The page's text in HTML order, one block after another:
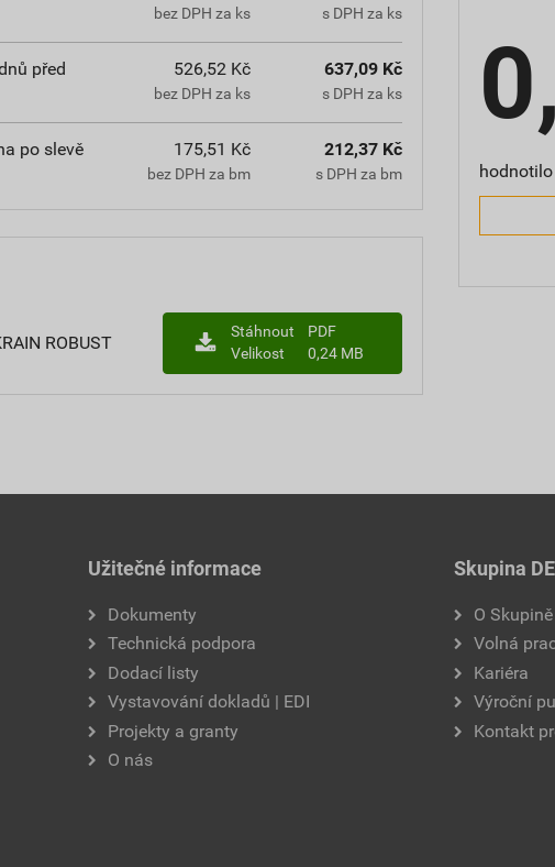
bez DPH za ks s DPH za ks
před
526,52 Kč
bez DPH za ks
637,09 Kč
s DPH za ks
po slevě
175,51 Kč
bez DPH za bm
212,37 Kč
s DPH za bm
ROBUST
Stáhnout
PDF
Velikost
0,24 MB
Užitečné informace
Dokumenty
Technická podpora
Dodací listy
Vystavování dokladů | EDI
Projekty a granty
O nás
Skupina
O
Volná
Kariéra
Výroční
Kontakt